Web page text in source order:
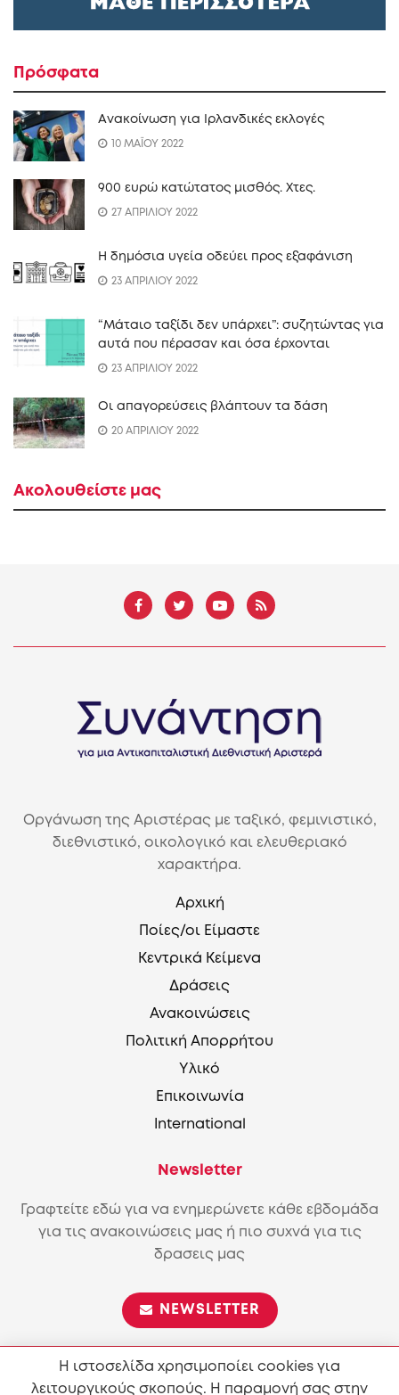
Πρόσφατα
Ανακοίνωση για Ιρλανδικές εκλογές
10 ΜΑΪΟΥ 2022
900 ευρώ κατώτατος μισθός. Xτες.
27 ΑΠΡΙΛΙΟΥ 2022
Η δημόσια υγεία οδεύει προς εξαφάνιση
23 ΑΠΡΙΛΙΟΥ 2022
“Mάταιο ταξίδι δεν υπάρχει”: συζητώντας για
αυτά που πέρασαν και όσα έρχονται
23 ΑΠΡΙΛΙΟΥ 2022
Οι απαγορεύσεις βλάπτουν τα δάση
20 ΑΠΡΙΛΙΟΥ 2022
Ακολουθείστε μας
Οργάνωση της Αριστέρας με ταξικό, φεμινιστικό,
διεθνιστικό, οικολογικό και ελευθεριακό
χαρακτήρα.
Αρχική
Ποίες/οι Είμαστε
Κεντρικά Κείμενα
Δράσεις
Ανακοινώσεις
Πολιτική Απορρήτου
Υλικό
Επικοινωνία
International
Newsletter
Γραφτείτε εδώ για να ενημερώνετε κάθε εβδομάδα
για τις ανακοινώσεις μας ή πιο συχνά για τις
δρασεις μας
NEWSLETTER
Επιτρέπεται η αναπαραγωγή και διανομή του περιεχόμενου
Η ιστοσελίδα χρησιμοποίει cookies για
λειτουργικούς σκοπούς. Η παραμονή σας στην